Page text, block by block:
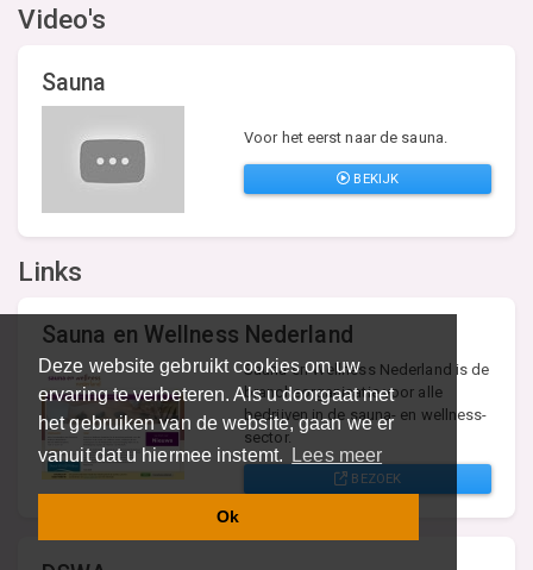
Deze website gebruikt cookies om uw
ervaring te verbeteren. Als u doorgaat met
het gebruiken van de website, gaan we er
vanuit dat u hiermee instemt.
Lees meer
Ok
Video's
Sauna
Voor het eerst naar de sauna.
BEKIJK
Links
Sauna en Wellness Nederland
Sauna en Wellness Nederland is de
brancheorganisatie voor alle
bedrijven in de sauna- en wellness-
sector.
BEZOEK